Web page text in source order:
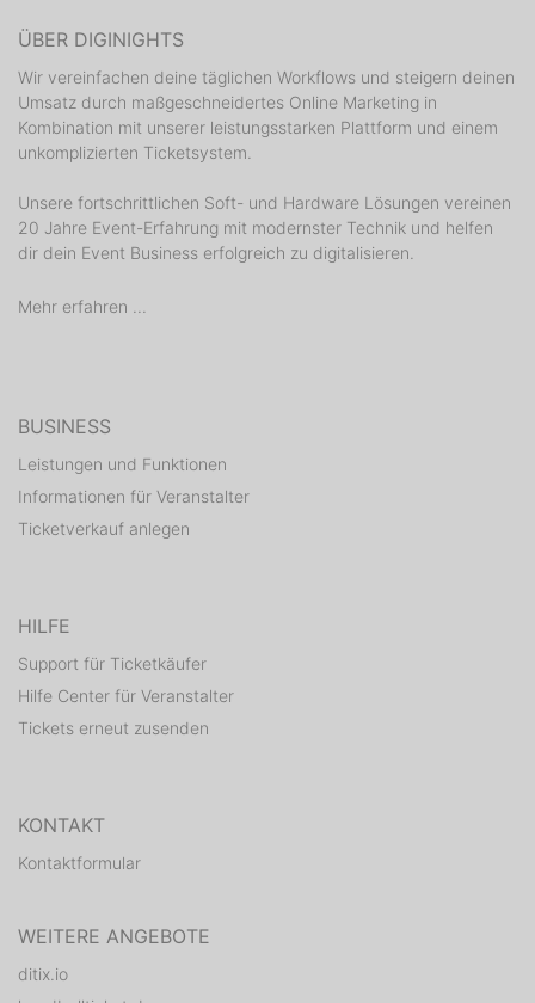
ÜBER DIGINIGHTS
Wir vereinfachen deine täglichen Workflows und steigern deinen
Umsatz durch maßgeschneidertes Online Marketing in
Kombination mit unserer leistungsstarken Plattform und einem
unkomplizierten Ticketsystem.
Unsere fortschrittlichen Soft- und Hardware Lösungen vereinen
20 Jahre Event-Erfahrung mit modernster Technik und helfen
dir dein Event Business erfolgreich zu digitalisieren.
Mehr erfahren ...
BUSINESS
Leistungen und Funktionen
Informationen für Veranstalter
Ticketverkauf anlegen
HILFE
Support für Ticketkäufer
Hilfe Center für Veranstalter
Tickets erneut zusenden
KONTAKT
Kontaktformular
WEITERE ANGEBOTE
ditix.io